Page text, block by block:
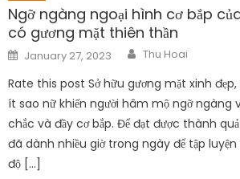
Ngỡ ngàng ngoại hình cơ bắp
có gương mặt thiên thần
Posted
on
January 27, 2023 Author
Thu Hoai
Rate this post Sở hữu gương mặt xinh
ít sao nữ khiến người hâm mộ ngỡ ngàng
chắc và đầy cơ bắp. Để đạt được thành
đã dành nhiều giờ trong ngày để tập
độ […]